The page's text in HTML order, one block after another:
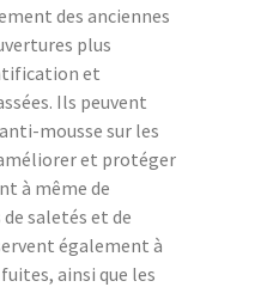
des anciennes
plus
et
Ils peuvent
mousse sur les
et protéger
à même de
saletés et de
également à
ainsi que les